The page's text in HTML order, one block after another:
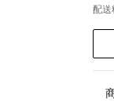
配送